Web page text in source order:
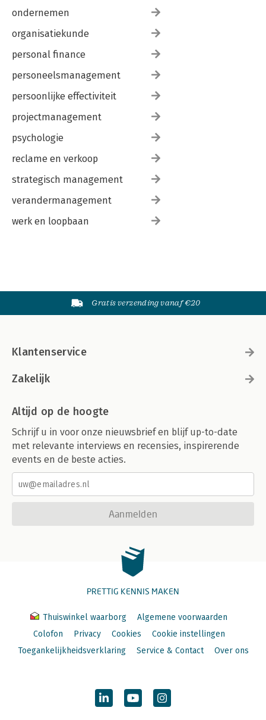
ondernemen
organisatiekunde
personal finance
personeelsmanagement
persoonlijke effectiviteit
projectmanagement
psychologie
reclame en verkoop
strategisch management
verandermanagement
werk en loopbaan
Gratis verzending vanaf €20
Klantenservice
Zakelijk
Altijd op de hoogte
Schrijf u in voor onze nieuwsbrief en blijf up-to-date
met relevante interviews en recensies, inspirerende
events en de beste acties.
Aanmelden
PRETTIG KENNIS MAKEN
Thuiswinkel waarborg
Algemene voorwaarden
Colofon
Privacy Cookies
Cookie instellingen
Toegankelijkheidsverklaring
Service & Contact Over ons